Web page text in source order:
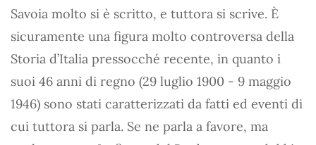
Savoia molto si è scritto, e tuttora si scrive. È
sicuramente una figura molto controversa della
Storia d’Italia pressocché recente, in quanto i
suoi 46 anni di regno (29 luglio 1900 - 9 maggio
1946) sono stati caratterizzati da fatti ed eventi di
cui tuttora si parla. Se ne parla a favore, ma